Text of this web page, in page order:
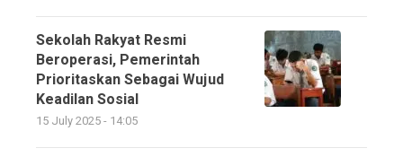
Sekolah Rakyat Resmi
Beroperasi, Pemerintah
Prioritaskan Sebagai Wujud
Keadilan Sosial
15 July 2025 - 14:05